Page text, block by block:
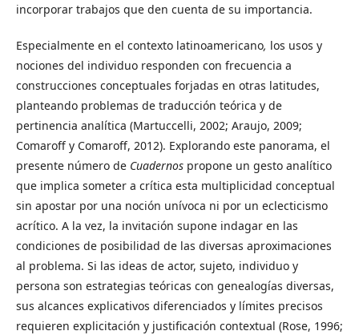
incorporar trabajos que den cuenta de su importancia.
Especialmente en el contexto latinoamericano, los usos y
nociones del individuo responden con frecuencia a
construcciones conceptuales forjadas en otras latitudes,
planteando problemas de traducción teórica y de
pertinencia analítica (Martuccelli, 2002; Araujo, 2009;
Comaroff y Comaroff, 2012). Explorando este panorama, el
presente número de Cuadernos propone un gesto analítico
que implica someter a crítica esta multiplicidad conceptual
sin apostar por una noción unívoca ni por un eclecticismo
acrítico. A la vez, la invitación supone indagar en las
condiciones de posibilidad de las diversas aproximaciones
al problema. Si las ideas de actor, sujeto, individuo y
persona son estrategias teóricas con genealogías diversas,
sus alcances explicativos diferenciados y límites precisos
requieren explicitación y justificación contextual (Rose, 1996;